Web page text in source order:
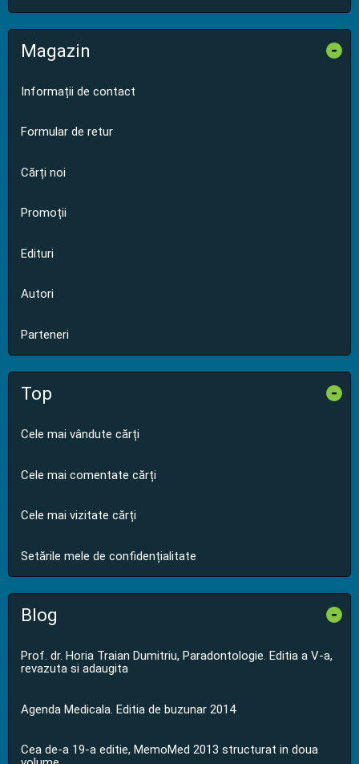
Magazin -
Informații de contact
Formular de retur
Cărți noi
Promoții
Edituri
Autori
Parteneri
Top -
Cele mai vândute cărți
Cele mai comentate cărți
Cele mai vizitate cărți
Setările mele de confidențialitate
Blog -
Prof. dr. Horia Traian Dumitriu, Paradontologie. Editia a V-a,
revazuta si adaugita
Agenda Medicala. Editia de buzunar 2014
Cea de-a 19-a editie, MemoMed 2013 structurat in doua